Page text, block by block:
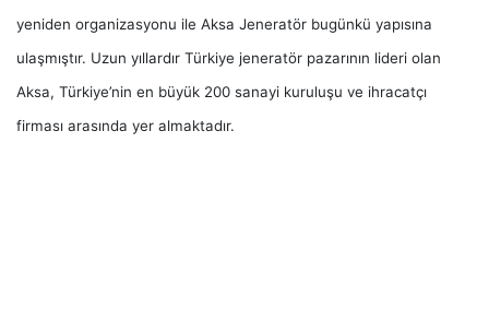
yeniden organizasyonu ile Aksa Jeneratör bugünkü yapısına
ulaşmıştır. Uzun yıllardır Türkiye jeneratör pazarının lideri olan
Aksa, Türkiye’nin en büyük 200 sanayi kuruluşu ve ihracatçı
firması arasında yer almaktadır.